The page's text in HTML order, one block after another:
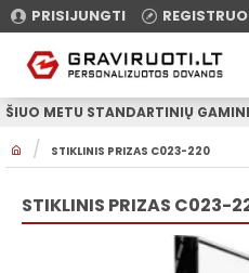
PRISIJUNGTI
O
E
STIKLINIS PRIZAS C023-220
ŠIUO METU STANDARTINIŲ
STIKLINIS PRIZAS C023-